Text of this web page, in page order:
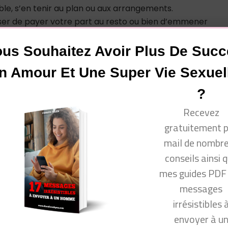
s’en tenir au plan ou aux arrangements.
de payer votre part au resto ou bien d’emmener
!
groups/communautecyprine/
consulter mon site Conseils Séduction Femmes ou me
Souhaitez Avoir Plus De
Amour Et Une Super Vie
?
Recevez
gratuitement
mail de
conseils ainsi
mes guides
messages
irrésistibles
envoyer à un